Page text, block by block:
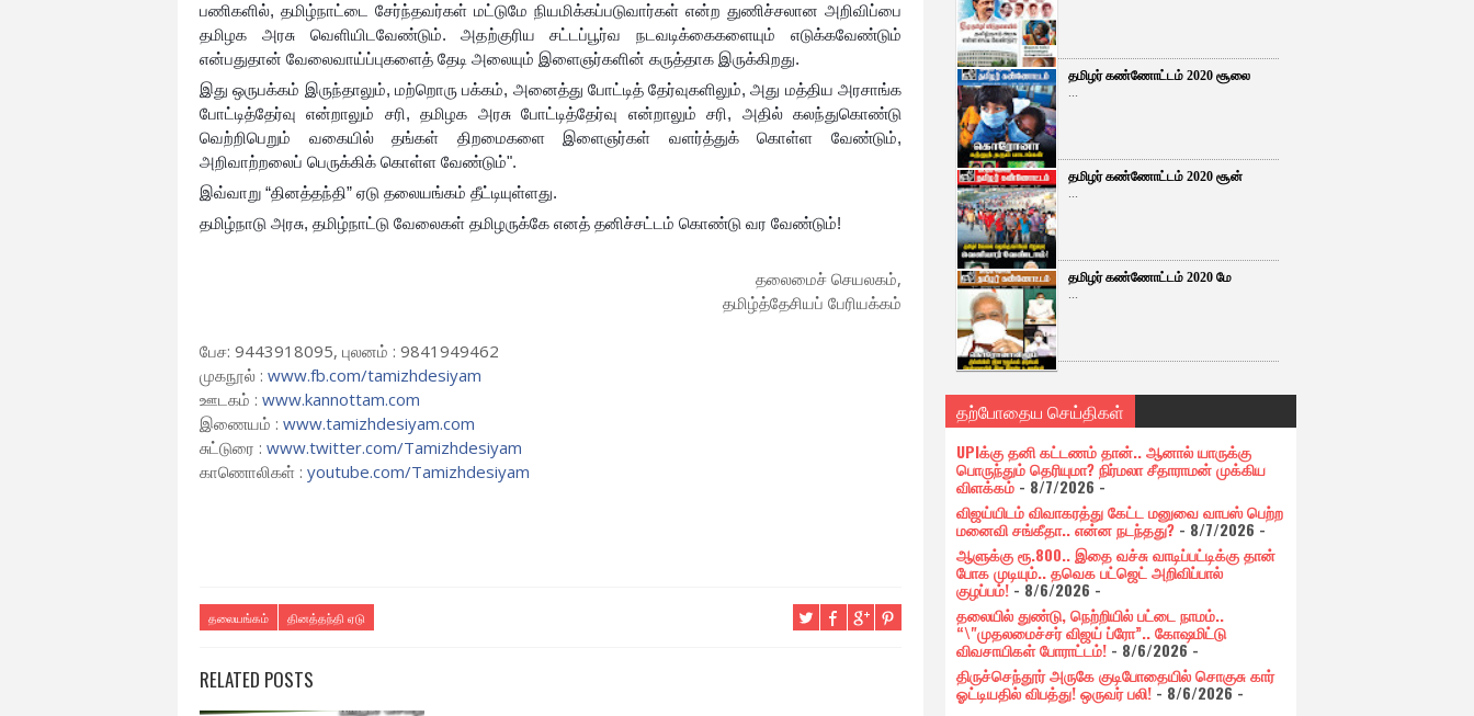
பணிகளில், தமிழ்நாட்டை சேர்ந்தவர்கள் மட்டுமே நியமிக்கப்படுவார்கள் என்ற துணிச்சலான அறிவிப்பை
தமிழக அரசு வெளியிடவேண்டும். அதற்குரிய சட்டப்பூர்வ நடவடிக்கைகளையும் எடுக்கவேண்டும்
என்பதுதான் வேலைவாய்ப்புகளைத் தேடி அலையும் இளைஞர்களின் கருத்தாக இருக்கிறது.
இது ஒருபக்கம் இருந்தாலும், மற்றொரு பக்கம், அனைத்து போட்டித் தேர்வுகளிலும், அது மத்திய அரசாங்க
போட்டித்தேர்வு என்றாலும் சரி, தமிழக அரசு போட்டித்தேர்வு என்றாலும் சரி, அதில் கலந்துகொண்டு
வெற்றிபெறும் வகையில் தங்கள் திறமைகளை இளைஞர்கள் வளர்த்துக் கொள்ள வேண்டும்,
அறிவாற்றலைப் பெருக்கிக் கொள்ள வேண்டும்".
இவ்வாறு “தினத்தந்தி” ஏடு தலையங்கம் தீட்டியுள்ளது.
தமிழ்நாடு அரசு, தமிழ்நாட்டு வேலைகள் தமிழருக்கே எனத் தனிச்சட்டம் கொண்டு வர வேண்டும்!
தலைமைச் செயலகம்,
தமிழ்த்தேசியப் பேரியக்கம்
பேச: 9443918095, புலனம் : 9841949462
முகநூல் : www.fb.com/tamizhdesiyam
ஊடகம் : www.kannottam.com
இணையம் : www.tamizhdesiyam.com
சுட்டுரை : www.twitter.com/Tamizhdesiyam
காணொலிகள் : youtube.com/Tamizhdesiyam
தலையங்கம் தினத்தந்தி ஏடு
RELATED POSTS
தமிழர் கண்ணோட்டம் 2020 சூலை
...
தமிழர் கண்ணோட்டம் 2020 சூன்
...
தமிழர் கண்ணோட்டம் 2020 மே
...
தற்போதைய செய்திகள்
UPIக்கு தனி கட்டணம் தான்.. ஆனால் யாருக்கு
பொருந்தும் தெரியுமா? நிர்மலா சீதாராமன் முக்கிய
விளக்கம் - 8/7/2026 -
விஜய்யிடம் விவாகரத்து கேட்ட மனுவை வாபஸ் பெற்ற
மனைவி சங்கீதா.. என்ன நடந்தது? - 8/7/2026 -
ஆளுக்கு ரூ.800.. இதை வச்சு வாடிப்பட்டிக்கு தான்
போக முடியும்.. தவெக பட்ஜெட் அறிவிப்பால்
குழப்பம்!- 8/6/2026 -
தலையில் துண்டு, நெற்றியில் பட்டை நாமம்..
“\"முதலமைச்சர் விஜய் ப்ரோ”.. கோஷமிட்டு
விவசாயிகள் போராட்டம்! - 8/6/2026-
திருச்செந்தூர் அருகே குடிபோதையில் சொகுசு கார்
ஓட்டியதில் விபத்து! ஒருவர் பலி! - 8/6/2026-